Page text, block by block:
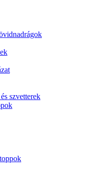
szvetterek